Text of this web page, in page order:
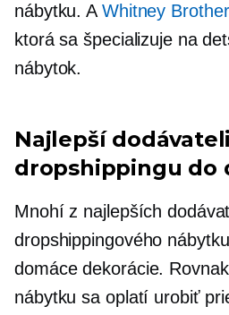
nábytku. A Whitney
ktorá sa špecializuje na
nábytok.
Najlepší
dropshippingu do
Mnohí z najlepších
dropshippingového
domáce dekorácie.
nábytku sa oplatí urobiť